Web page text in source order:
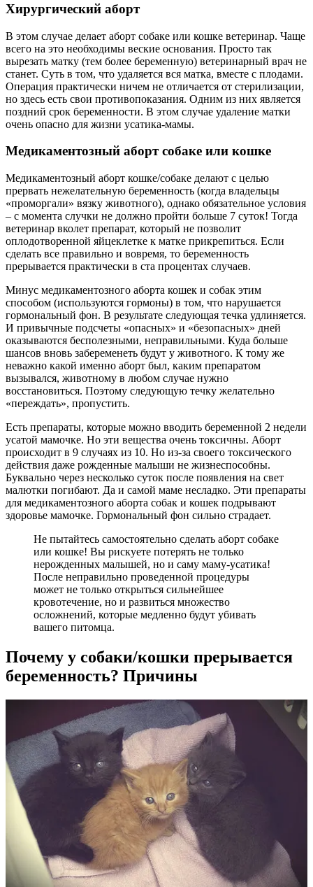
Хирургический аборт
В этом случае делает аборт собаке или кошке ветеринар. Чаще
всего на это необходимы веские основания. Просто так
вырезать матку (тем более беременную) ветеринарный врач не
станет. Суть в том, что удаляется вся матка, вместе с плодами.
Операция практически ничем не отличается от стерилизации,
но здесь есть свои противопоказания. Одним из них является
поздний срок беременности. В этом случае удаление матки
очень опасно для жизни усатика-мамы.
Медикаментозный аборт собаке или кошке
Медикаментозный аборт кошке/собаке делают с целью
прервать нежелательную беременность (когда владельцы
«проморгали» вязку животного), однако обязательное условия
– с момента случки не должно пройти больше 7 суток! Тогда
ветеринар вколет препарат, который не позволит
оплодотворенной яйцеклетке к матке прикрепиться. Если
сделать все правильно и вовремя, то беременность
прерывается практически в ста процентах случаев.
Минус медикаментозного аборта кошек и собак этим
способом (используются гормоны) в том, что нарушается
гормональный фон. В результате следующая течка удлиняется.
И привычные подсчеты «опасных» и «безопасных» дней
оказываются бесполезными, неправильными. Куда больше
шансов вновь забеременеть будут у животного. К тому же
неважно какой именно аборт был, каким препаратом
вызывался, животному в любом случае нужно
восстановиться. Поэтому следующую течку желательно
«переждать», пропустить.
Есть препараты, которые можно вводить беременной 2 недели
усатой мамочке. Но эти вещества очень токсичны. Аборт
происходит в 9 случаях из 10. Но из-за своего токсического
действия даже рожденные малыши не жизнеспособны.
Буквально через несколько суток после появления на свет
малютки погибают. Да и самой маме несладко. Эти препараты
для медикаментозного аборта собак и кошек подрывают
здоровье мамочке. Гормональный фон сильно страдает.
Не пытайтесь самостоятельно сделать аборт собаке
или кошке! Вы рискуете потерять не только
нерожденных малышей, но и саму маму-усатика!
После неправильно проведенной процедуры
может не только открыться сильнейшее
кровотечение, но и развиться множество
осложнений, которые медленно будут убивать
вашего питомца.
Почему у собаки/кошки прерывается
беременность? Причины